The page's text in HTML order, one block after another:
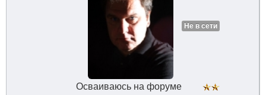
Не в сети
Осваиваюсь на форуме